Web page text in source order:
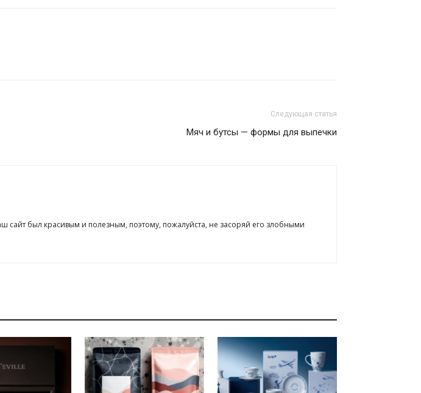
Следующая статья
Мяч и бутсы — формы для выпечки
сайт был красивым и полезным, поэтому, пожалуйста, не засоряй его злобными